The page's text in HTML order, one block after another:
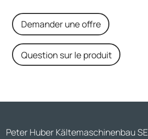
Demander une offre
Question sur le produit
Peter Huber Kältemaschinenbau SE